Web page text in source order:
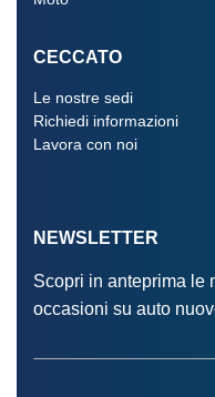
CECCATO
Le nostre sedi
Richiedi informazioni
Lavora con noi
NEWSLETTER
Scopri in anteprima le
occasioni su auto